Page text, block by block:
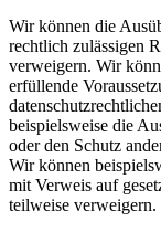
Wir können die
rechtlich zulässigen
verweigern. Wir
erfüllende
beispielsweise die
oder den Schutz
Wir können
mit Verweis auf
teilweise verweigern.